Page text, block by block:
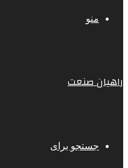
منو
راهیان صنعت
جستجو برای